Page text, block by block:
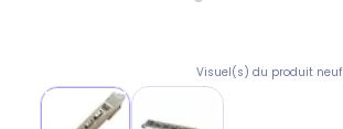
Visuel(s) du produit neuf